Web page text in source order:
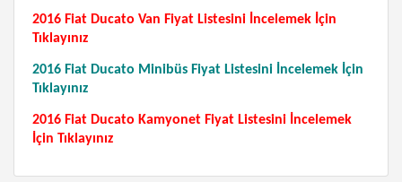
2016 Fiat Ducato Van Fiyat Listesini İncelemek İçin
Tıklayınız
2016 Fiat Ducato Minibüs Fiyat Listesini İncelemek İçin
Tıklayınız
2016 Fiat Ducato Kamyonet Fiyat Listesini İncelemek
İçin Tıklayınız